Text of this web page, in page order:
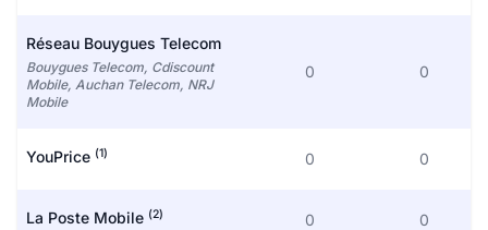
Réseau Bouygues Telecom
Bouygues Telecom, Cdiscount
Mobile, Auchan Telecom, NRJ
Mobile
0 0
YouPrice (1) 0 0
La Poste Mobile (2) 0 0